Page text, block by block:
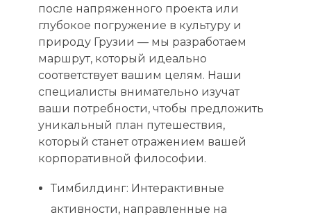
после напряженного проекта или
глубокое погружение в культуру и
природу Грузии — мы разработаем
маршрут, который идеально
соответствует вашим целям. Наши
специалисты внимательно изучат
ваши потребности, чтобы предложить
уникальный план путешествия,
который станет отражением вашей
корпоративной философии.
Тимбилдинг: Интерактивные
активности, направленные на